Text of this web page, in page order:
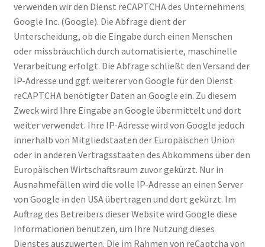
verwenden wir den Dienst reCAPTCHA des Unternehmens
Google Inc. (Google). Die Abfrage dient der
Unterscheidung, ob die Eingabe durch einen Menschen
oder missbräuchlich durch automatisierte, maschinelle
Verarbeitung erfolgt. Die Abfrage schließt den Versand der
IP-Adresse und ggf. weiterer von Google für den Dienst
reCAPTCHA benötigter Daten an Google ein. Zu diesem
Zweck wird Ihre Eingabe an Google übermittelt und dort
weiter verwendet. Ihre IP-Adresse wird von Google jedoch
innerhalb von Mitgliedstaaten der Europäischen Union
oder in anderen Vertragsstaaten des Abkommens über den
Europäischen Wirtschaftsraum zuvor gekürzt. Nur in
Ausnahmefällen wird die volle IP-Adresse an einen Server
von Google in den USA übertragen und dort gekürzt. Im
Auftrag des Betreibers dieser Website wird Google diese
Informationen benutzen, um Ihre Nutzung dieses
Dienstes auszuwerten. Die im Rahmen von reCaptcha von